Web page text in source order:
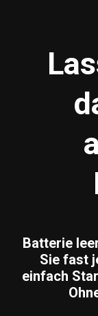
Batterie
Sie fast
einfach